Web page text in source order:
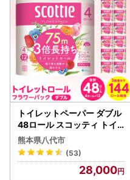
トイレットペーパー ダブル
48ロール スコッティ トイ
レット
熊本県八代市
(53)
28,000